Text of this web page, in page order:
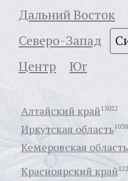
Дальний Восток
Северо-Запад
Центр
Юг
Алтайский край15022
Иркутская область
Кемеровская область
Красноярский край